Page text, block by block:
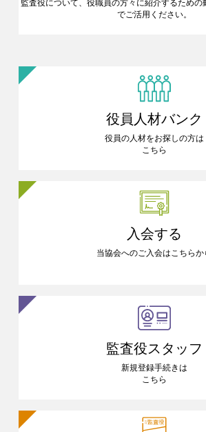
監査役について、役職員の方々に紹介するための
でご活用ください。
役員人材バンク
役員の人材をお探しの方は
こちら
入会する
当協会へのご入会はこちらか
監査役スタッフ
新規登録手続きは
こちら